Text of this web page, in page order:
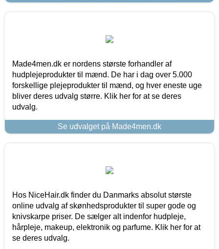
Made4men.dk er nordens største forhandler af
hudplejeprodukter til mænd. De har i dag over 5.000
forskellige plejeprodukter til mænd, og hver eneste uge
bliver deres udvalg større. Klik her for at se deres
udvalg.
Se udvalget på Made4men.dk
Hos NiceHair.dk finder du Danmarks absolut største
online udvalg af skønhedsprodukter til super gode og
knivskarpe priser. De sælger alt indenfor hudpleje,
hårpleje, makeup, elektronik og parfume. Klik her for at
se deres udvalg.